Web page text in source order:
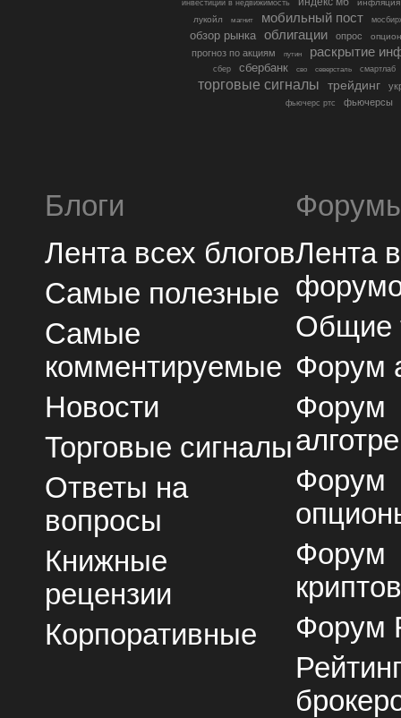
инвестиции в недвижимость
инфляция
лукойл
магнит мобильный пост
обзор рынка облигации опрос
прогноз по акциям путин раскрытие
сбер сбербанк сво северсталь смартлаб
торговые сигналы трейдинг
фьючерс ртс фьючерсы
Блоги
Лента всех блогов
Самые полезные
Самые
комментируемые
Новости
Торговые сигналы
Ответы на
вопросы
Книжные
рецензии
Корпоративные
Лента
Общие
Форум
Форум
Форум
Форум
Форум